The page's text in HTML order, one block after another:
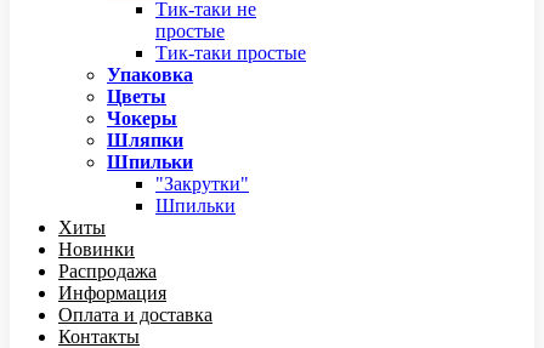
Тик-таки не
простые
Тик-таки простые
Упаковка
Цветы
Чокеры
Шляпки
Шпильки
"Закрутки"
Шпильки
Хиты
Новинки
Распродажа
Информация
Оплата и доставка
Контакты